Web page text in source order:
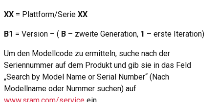
XX = Plattform/Serie XX
B1 = Version – ( B – zweite Generation, 1 – erste Iteration)
Um den Modellcode zu ermitteln, suche nach der
Seriennummer auf dem Produkt und gib sie in das Feld
„Search by Model Name or Serial Number“ (Nach
Modellname oder Nummer suchen) auf